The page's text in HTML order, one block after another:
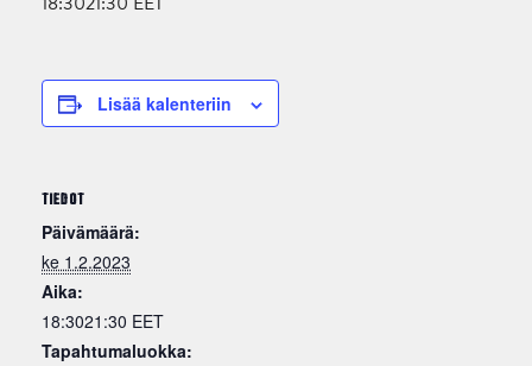
Lisää kalenteriin
TIEDOT
Päivämäärä:
ke 1.2.2023
Aika:
18:3021:30 EET
Tapahtumaluokka: